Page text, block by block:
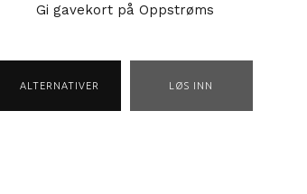
Gi gavekort på Oppstrøms
ALTERNATIVER LØS INN